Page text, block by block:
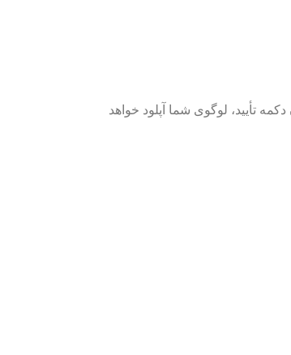
تأیید، لوگوی شما آپلود خواهد